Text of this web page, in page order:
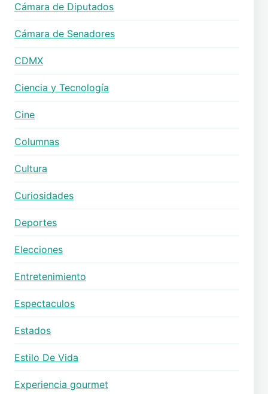
Cámara de Diputados
Cámara de Senadores
CDMX
Ciencia y Tecnología
Cine
Columnas
Cultura
Curiosidades
Deportes
Elecciones
Entretenimiento
Espectaculos
Estados
Estilo De Vida
Experiencia gourmet